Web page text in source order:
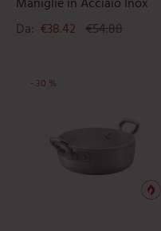
Da: €38.42 €54.88
- 30 %